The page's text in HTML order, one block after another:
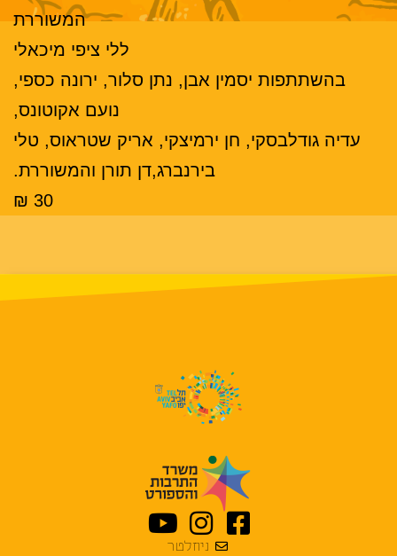
המשוררת
ללי ציפי מיכאלי
בהשתתפות יסמין אבן, נתן סלור, ירונה כספי,
נועם אקוטונס,
עדיה גודלבסקי, חן ירמיצקי, אריק שטראוס, טלי
בירנברג,דן תורן והמשוררת.
30 ₪
ניוזלטר